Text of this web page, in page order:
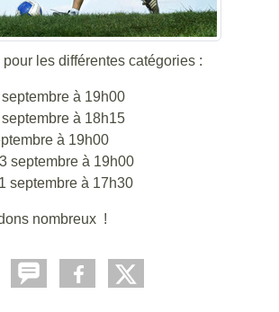
les différentes catégories :
à 19h00
à 18h15
à 19h00
septembre à 19h00
septembre à 17h30
nombreux !